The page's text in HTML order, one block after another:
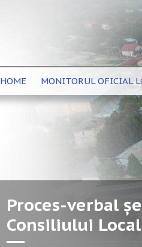
HOME MONITORUL OFICIAL
Proces-verbal
Consiliului